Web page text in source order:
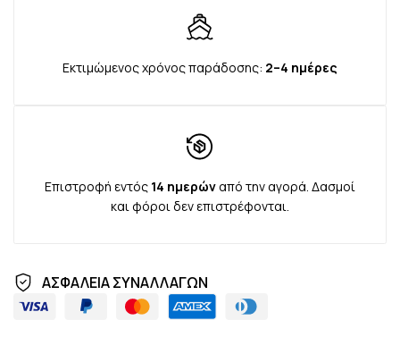
Εκτιμώμενος χρόνος παράδοσης: 2–4 ημέρες
Επιστροφή εντός 14 ημερώναπό την αγορά. Δασμοί
και φόροι δεν επιστρέφονται.
ΑΣΦΑΛΕΙΑ ΣΥΝΑΛΛΑΓΩΝ